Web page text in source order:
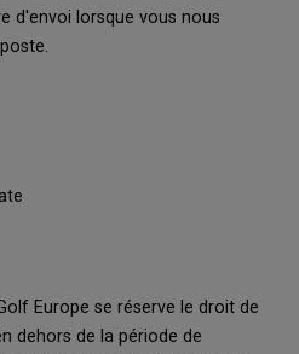
d'envoi lorsque vous nous
Europe se réserve le droit de
dehors de la période de